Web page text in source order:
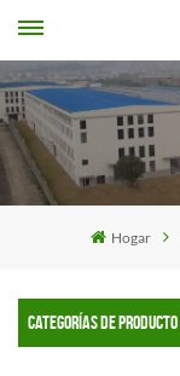
Hogar
CATEGORÍAS DE PRODUCTO